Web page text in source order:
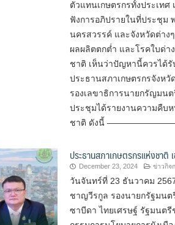
ตัวแทนเกษตรกรทั้งประเทศ
ฟังการอภิปรายในที่ประชุม
นครสวรรค์ และจังหวัดต่าง
ผลผลิตตกต่ำ และโรคใบด่า
ชาติ เห็นว่าปัญหานี้ควรได้รั
ประธานสภาเกษตรกรจังห
รองเลขาธิการนายกรัญมน
ประชุมได้รายงานความคืบ
ชาติ ดังนี้
ประธานสภาเกษตรกรแห่งชาติ
December 23, 2024 ข่าวกิจ
วันจันทร์ที่ 23 ธันวาคม
ชาญวีรกูล รองนายกรัฐมนต
ซาบีดา ไทยเศรษฐ์ รัฐมนต